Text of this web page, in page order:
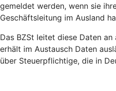
gemeldet werden, wenn sie
Geschäftsleitung im Ausland
Das BZSt leitet diese Daten
erhält im Austausch Daten
über Steuerpflichtige, die in